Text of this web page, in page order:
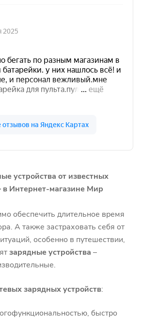
устройства от известных
в Интернет-магазине Мир
обеспечить длительное время
А также застраховать себя от
особенно в путешествии,
зарядные устройства –
зарядных устройств:
быстро